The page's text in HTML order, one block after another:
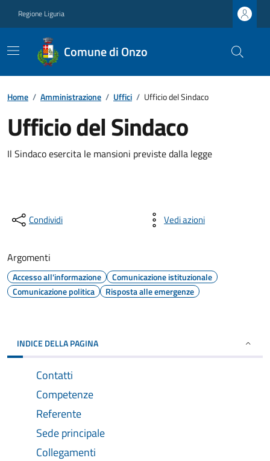
Regione Liguria
Comune di Onzo
Home / Amministrazione / Uffici / Ufficio del Sindaco
Ufficio del Sindaco
Il Sindaco esercita le mansioni previste dalla legge
Condividi Vedi azioni
Argomenti
Accesso all'informazione
Comunicazione istituzionale
Comunicazione politica
Risposta alle emergenze
INDICE DELLA PAGINA
Contatti
Competenze
Referente
Sede principale
Collegamenti